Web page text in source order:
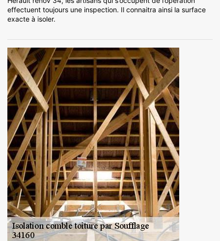
effectuent toujours une inspection. Il connaitra ainsi la surface
exacte à isoler.